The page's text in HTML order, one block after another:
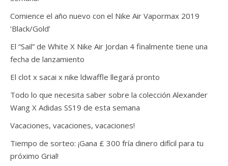
Comience el año nuevo con el Nike Air Vapormax 2019
‘Black/Gold’
El “Sail” de White X Nike Air Jordan 4 finalmente tiene una
fecha de lanzamiento
El clot x sacai x nike ldwaffle llegará pronto
Todo lo que necesita saber sobre la colección Alexander
Wang X Adidas SS19 de esta semana
Vacaciones, vacaciones, vacaciones!
Tiempo de sorteo: ¡Gana £ 300 fría dinero difícil para tu
próximo Grial!